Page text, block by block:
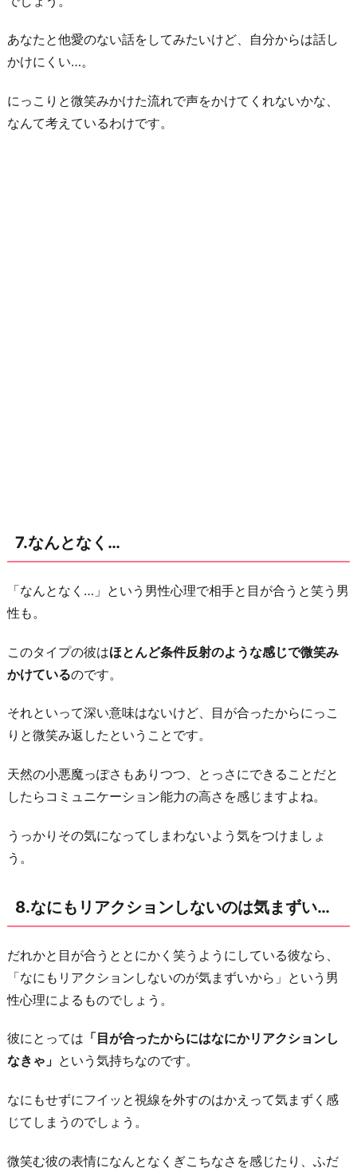
あなたと他愛のない話をしてみたいけど、自分からは話し
かけにくい…。
にっこりと微笑みかけた流れで声をかけてくれないかな、
なんて考えているわけです。
7.なんとなく…
「なんとなく…」という男性心理で相手と目が合うと笑う男
性も。
このタイプの彼はほとんど条件反射のような感じで微笑み
かけているのです。
それといって深い意味はないけど、目が合ったからにっこ
りと微笑み返したということです。
天然の小悪魔っぽさもありつつ、とっさにできることだと
したらコミュニケーション能力の高さを感じますよね。
うっかりその気になってしまわないよう気をつけましょ
う。
8.なにもリアクションしないのは気まずい…
だれかと目が合うととにかく笑うようにしている彼なら、
「なにもリアクションしないのが気まずいから」という男
性心理によるものでしょう。
彼にとっては 「目が合ったからにはなにかリアクションし
なきゃ」 という気持ちなのです。
なにもせずにフイッと視線を外すのはかえって気まずく感
じてしまうのでしょう。
微笑む彼の表情になんとなくぎこちなさを感じたり、ふだ